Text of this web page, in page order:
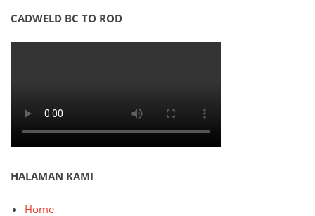
CADWELD BC TO ROD
HALAMAN KAMI
Home